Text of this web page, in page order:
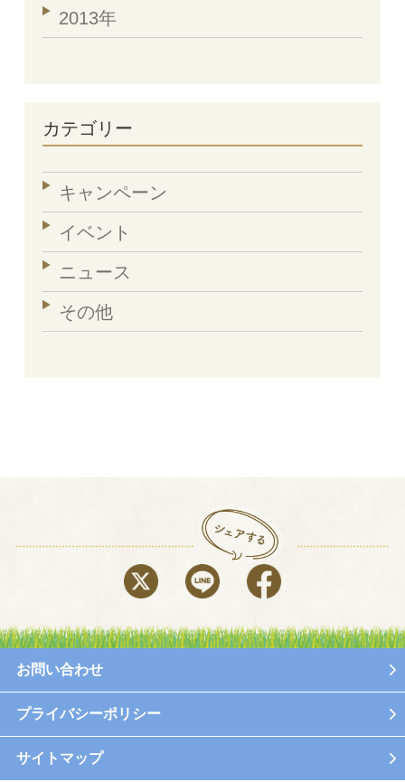
2013年
カテゴリー
キャンペーン
イベント
ニュース
その他
お問い合わせ
プライバシーポリシー
サイトマップ